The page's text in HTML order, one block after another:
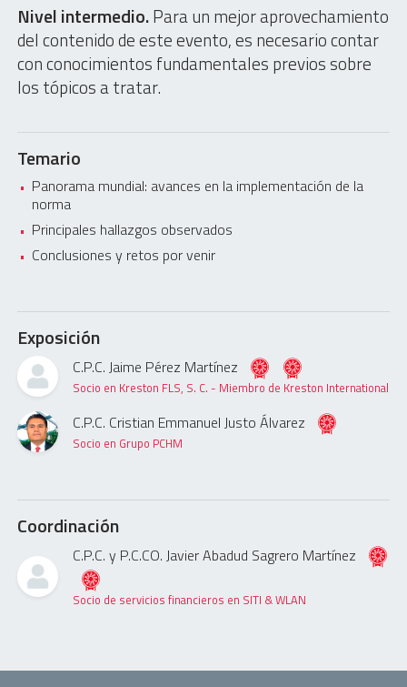
Nivel intermedio.Para un mejor aprovechamiento
del contenido de este evento, es necesario contar
con conocimientos fundamentales previos sobre
los tópicos a tratar.
Temario
Panorama mundial: avances en la implementación de la
norma
Principales hallazgos observados
Conclusiones y retos por venir
Exposición
C.P.C. Jaime Pérez Martínez
Socio en Kreston FLS, S. C. - Miembro de Kreston International
C.P.C. Cristian Emmanuel Justo Álvarez
Socio en Grupo PCHM
Coordinación
C.P.C. y P.C.CO. Javier Abadud Sagrero Martínez
Socio de servicios financieros en SITI & WLAN